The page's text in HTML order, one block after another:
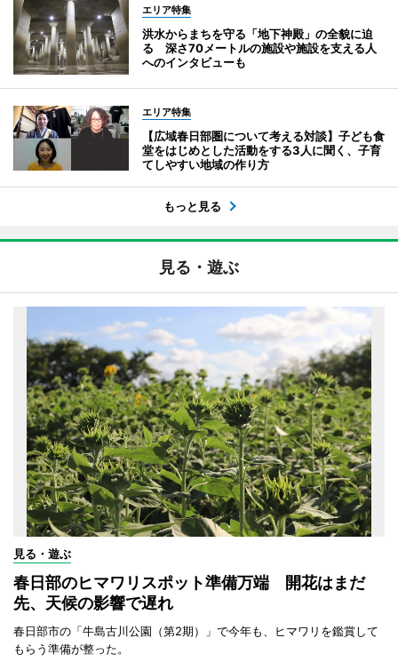
エリア特集
洪水からまちを守る「地下神殿」の全貌に迫
る 深さ70メートルの施設や施設を支える人
へのインタビューも
エリア特集
【広域春日部圏について考える対談】子ども食
堂をはじめとした活動をする3人に聞く、子育
てしやすい地域の作り方
もっと見る
見る・遊ぶ
見る・遊ぶ
春日部のヒマワリスポット準備万端 開花はまだ
先、天候の影響で遅れ
春日部市の「牛島古川公園（第2期）」で今年も、ヒマワリを鑑賞して
もらう準備が整った。